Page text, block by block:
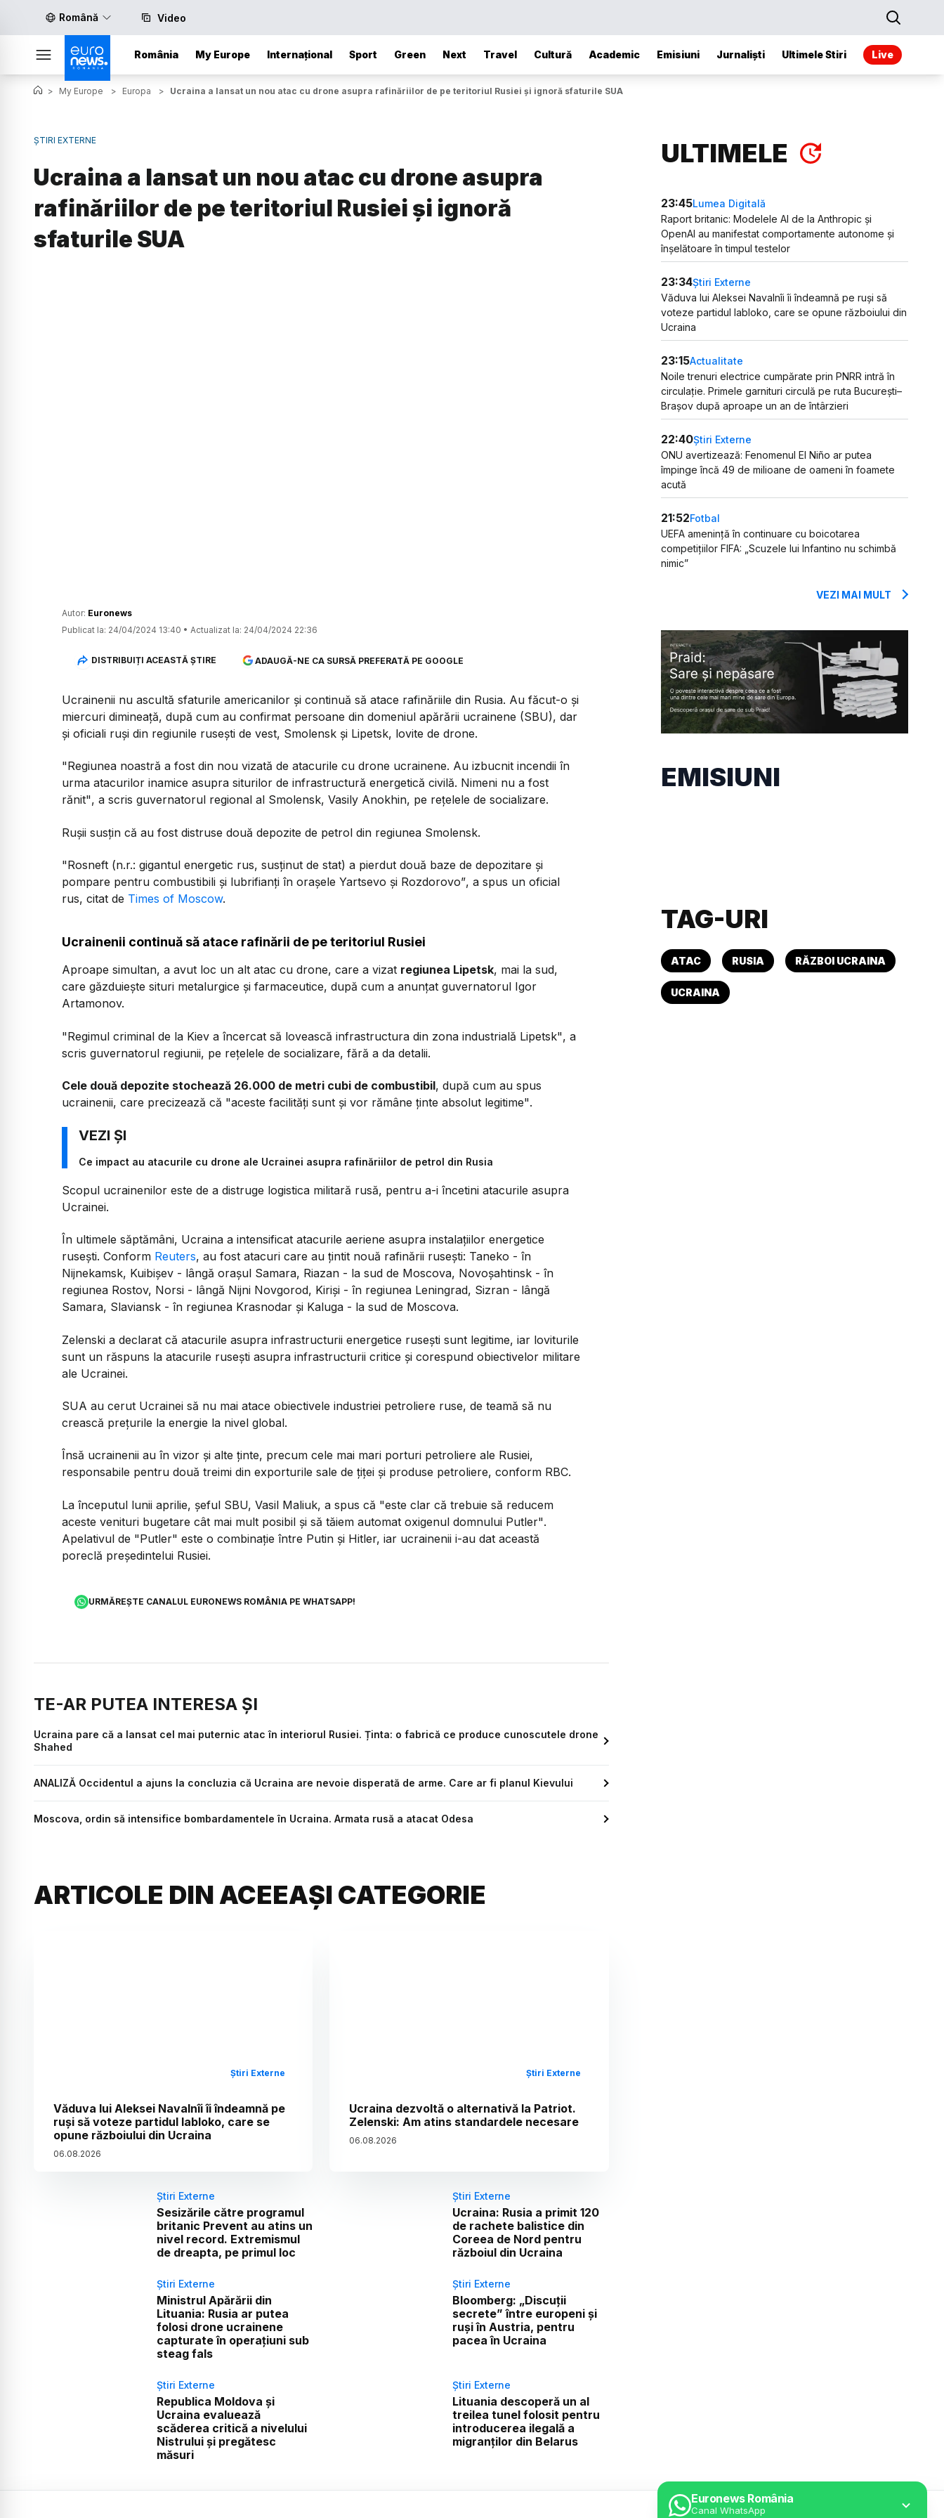
Română Video
România My Europe Internațional Sport Green Next Travel Cultură Academic Emisiuni Jurnaliști Ultimele Stiri Live
Euronews România
Canal WhatsApp
> My Europe > Europa > Ucraina a lansat un nou atac cu drone asupra rafinăriilor de pe teritoriul Rusiei și ignoră sfaturile SUA
ȘTIRI EXTERNE
Ucraina a lansat un nou atac cu drone asupra
rafinăriilor de pe teritoriul Rusiei și ignoră
sfaturile SUA
Autor: Euronews
Publicat la: 24/04/2024 13:40 • Actualizat la: 24/04/2024 22:36
DISTRIBUIȚI ACEASTĂ ȘTIRE ADAUGĂ-NE CA SURSĂ PREFERATĂ PE GOOGLE
Ucrainenii nu ascultă sfaturile americanilor și continuă să atace rafinăriile din Rusia. Au făcut-o și
miercuri dimineață, după cum au confirmat persoane din domeniul apărării ucrainene (SBU), dar
și oficiali ruși din regiunile rusești de vest, Smolensk și Lipetsk, lovite de drone.
"Regiunea noastră a fost din nou vizată de atacurile cu drone ucrainene. Au izbucnit incendii în
urma atacurilor inamice asupra siturilor de infrastructură energetică civilă. Nimeni nu a fost
rănit", a scris guvernatorul regional al Smolensk, Vasily Anokhin, pe rețelele de socializare.
Rușii susțin că au fost distruse două depozite de petrol din regiunea Smolensk.
"Rosneft (n.r.: gigantul energetic rus, susținut de stat) a pierdut două baze de depozitare și
pompare pentru combustibili și lubrifianți în orașele Yartsevo și Rozdorovo”, a spus un oficial
rus, citat de Times of Moscow.
Ucrainenii continuă să atace rafinării de pe teritoriul Rusiei
Aproape simultan, a avut loc un alt atac cu drone, care a vizat regiunea Lipetsk, mai la sud,
care găzduiește situri metalurgice și farmaceutice, după cum a anunțat guvernatorul Igor
Artamonov.
"Regimul criminal de la Kiev a încercat să lovească infrastructura din zona industrială Lipetsk", a
scris guvernatorul regiunii, pe rețelele de socializare, fără a da detalii.
Cele două depozite stochează 26.000 de metri cubi de combustibil, după cum au spus
ucrainenii, care precizează că "aceste facilități sunt și vor rămâne ținte absolut legitime".
Ce impact au atacurile cu drone ale Ucrainei asupra rafinăriilor de petrol din Rusia
Scopul ucrainenilor este de a distruge logistica militară rusă, pentru a-i încetini atacurile asupra
Ucrainei.
În ultimele săptămâni, Ucraina a intensificat atacurile aeriene asupra instalațiilor energetice
rusești. Conform Reuters, au fost atacuri care au țintit nouă rafinării rusești: Taneko - în
Nijnekamsk, Kuibișev - lângă orașul Samara, Riazan - la sud de Moscova, Novoșahtinsk - în
regiunea Rostov, Norsi - lângă Nijni Novgorod, Kiriși - în regiunea Leningrad, Sizran - lângă
Samara, Slaviansk - în regiunea Krasnodar și Kaluga - la sud de Moscova.
Zelenski a declarat că atacurile asupra infrastructurii energetice rusești sunt legitime, iar loviturile
sunt un răspuns la atacurile rusești asupra infrastructurii critice și corespund obiectivelor militare
ale Ucrainei.
SUA au cerut Ucrainei să nu mai atace obiectivele industriei petroliere ruse, de teamă să nu
crească prețurile la energie la nivel global.
Însă ucrainenii au în vizor și alte ținte, precum cele mai mari porturi petroliere ale Rusiei,
responsabile pentru două treimi din exporturile sale de țiței și produse petroliere, conform RBC.
La începutul lunii aprilie, șeful SBU, Vasil Maliuk, a spus că "este clar că trebuie să reducem
aceste venituri bugetare cât mai mult posibil și să tăiem automat oxigenul domnului Putler".
Apelativul de "Putler" este o combinație între Putin și Hitler, iar ucrainenii i-au dat această
poreclă președintelui Rusiei.
URMĂREȘTE CANALUL EURONEWS ROMÂNIA PE WHATSAPP!
TE-AR PUTEA INTERESA ȘI
Ucraina pare că a lansat cel mai puternic atac în interiorul Rusiei. Ținta: o fabrică ce produce cunoscutele drone
Shahed
ANALIZĂ Occidentul a ajuns la concluzia că Ucraina are nevoie disperată de arme. Care ar fi planul Kievului
Moscova, ordin să intensifice bombardamentele în Ucraina. Armata rusă a atacat Odesa
ARTICOLE DIN ACEEAȘI CATEGORIE
Știri Externe
Văduva lui Aleksei Navalnîi îi îndeamnă pe
ruși să voteze partidul Iabloko, care se
opune războiului din Ucraina
06.08.2026
Știri Externe
Ucraina dezvoltă o alternativă la Patriot.
Zelenski: Am atins standardele necesare
06.08.2026
Știri Externe
Sesizările către programul
britanic Prevent au atins un
nivel record. Extremismul
de dreapta, pe primul loc
Știri Externe
Ucraina: Rusia a primit 120
de rachete balistice din
Coreea de Nord pentru
războiul din Ucraina
Știri Externe
Ministrul Apărării din
Lituania: Rusia ar putea
folosi drone ucrainene
capturate în operațiuni sub
steag fals
Știri Externe
Bloomberg: „Discuții
secrete” între europeni și
ruși în Austria, pentru
pacea în Ucraina
Știri Externe
Republica Moldova și
Ucraina evaluează
scăderea critică a nivelului
Nistrului și pregătesc
măsuri
Știri Externe
Lituania descoperă un al
treilea tunel folosit pentru
introducerea ilegală a
migranților din Belarus
ULTIMELE
23:45Lumea Digitală
Raport britanic: Modelele AI de la Anthropic și
OpenAI au manifestat comportamente autonome și
înșelătoare în timpul testelor
23:34Știri Externe
Văduva lui Aleksei Navalnîi îi îndeamnă pe ruși să
voteze partidul Iabloko, care se opune războiului din
Ucraina
23:15Actualitate
Noile trenuri electrice cumpărate prin PNRR intră în
circulație. Primele garnituri circulă pe ruta București–
Brașov după aproape un an de întârzieri
22:40Știri Externe
ONU avertizează: Fenomenul El Niño ar putea
împinge încă 49 de milioane de oameni în foamete
acută
21:52Fotbal
UEFA amenință în continuare cu boicotarea
competițiilor FIFA: „Scuzele lui Infantino nu schimbă
nimic”
VEZI MAI MULT
EMISIUNI
TAG-URI
ATAC RUSIA RĂZBOI UCRAINA
UCRAINA